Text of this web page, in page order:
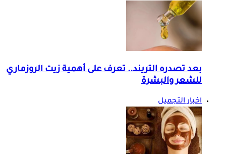
بعد تصدره التريند.. تعرف على أهمية زيت الروزماري
للشعر والبشرة
اخبار التجميل